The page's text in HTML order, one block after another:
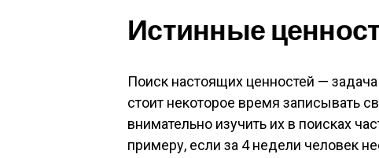
Истинные
Поиск настоящих ценностей —
стоит некоторое время записывать
внимательно изучить их в поисках
примеру, если за 4 недели человек